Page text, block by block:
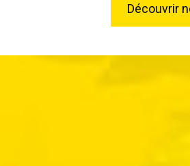
Découvrir